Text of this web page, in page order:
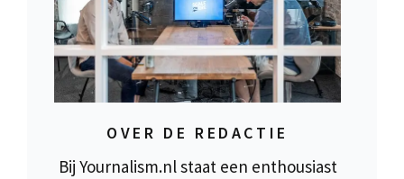
OVER DE REDACTIE
Bij Yournalism.nl staat een enthousiast